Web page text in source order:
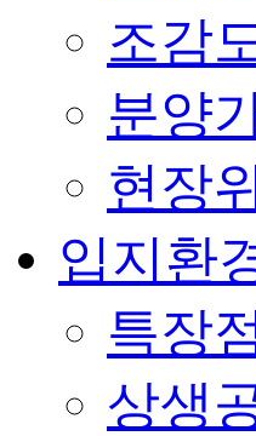
조감
분양
현장
입지환
특장
상생